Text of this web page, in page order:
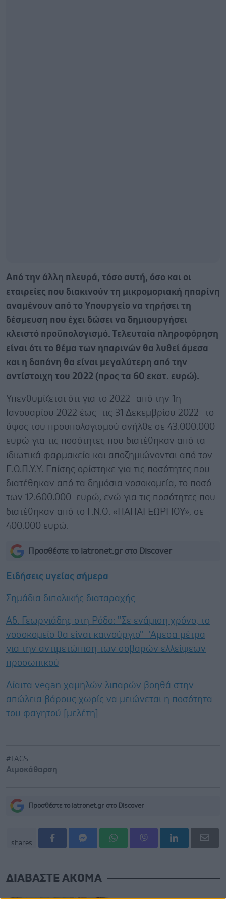
Από την άλλη πλευρά, τόσο αυτή, όσο και οι
εταιρείες που διακινούν τη μικρομοριακή ηπαρίνη
αναμένουν από το Υπουργείο να τηρήσει τη
δέσμευση που έχει δώσει να δημιουργήσει
κλειστό προϋπολογισμό. Τελευταία πληροφόρηση
είναι ότι το θέμα των ηπαρινών θα λυθεί άμεσα
και η δαπάνη θα είναι μεγαλύτερη από την
αντίστοιχη του 2022 (προς τα 60 εκατ. ευρώ).
Υπενθυμίζεται ότι για το 2022 -από την 1η
Ιανουαρίου 2022 έως τις 31 Δεκεμβρίου 2022- το
ύψος του προϋπολογισμού ανήλθε σε 43.000.000
ευρώ για τις ποσότητες που διατέθηκαν από τα
ιδιωτικά φαρμακεία και αποζημιώνονται από τον
Ε.Ο.Π.Υ.Υ. Επίσης ορίστηκε για τις ποσότητες που
διατέθηκαν από τα δημόσια νοσοκομεία, το ποσό
των 12.600.000 ευρώ, ενώ για τις ποσότητες που
διατέθηκαν από το Γ.Ν.Θ. «ΠΑΠΑΓΕΩΡΓΙΟΥ», σε
400.000 ευρώ.
Προσθέστε το iatronet.gr στο Discover
Ειδήσεις υγείας σήμερα
Σημάδια διπολικής διαταραχής
Αδ. Γεωργιάδης στη Ρόδο: ''Σε ενάμιση χρόνο, το
νοσοκομείο θα είναι καινούργιο''- 'Αμεσα μέτρα
για την αντιμετώπιση των σοβαρών ελλείψεων
προσωπικού
Δίαιτα vegan χαμηλών λιπαρών βοηθά στην
απώλεια βάρους χωρίς να μειώνεται η ποσότητα
του φαγητού [μελέτη]
#TAGS
Αιμοκάθαρση
Προσθέστε το iatronet.gr στο Discover
shares
ΔΙΑΒΑΣΤΕ ΑΚΟΜΑ